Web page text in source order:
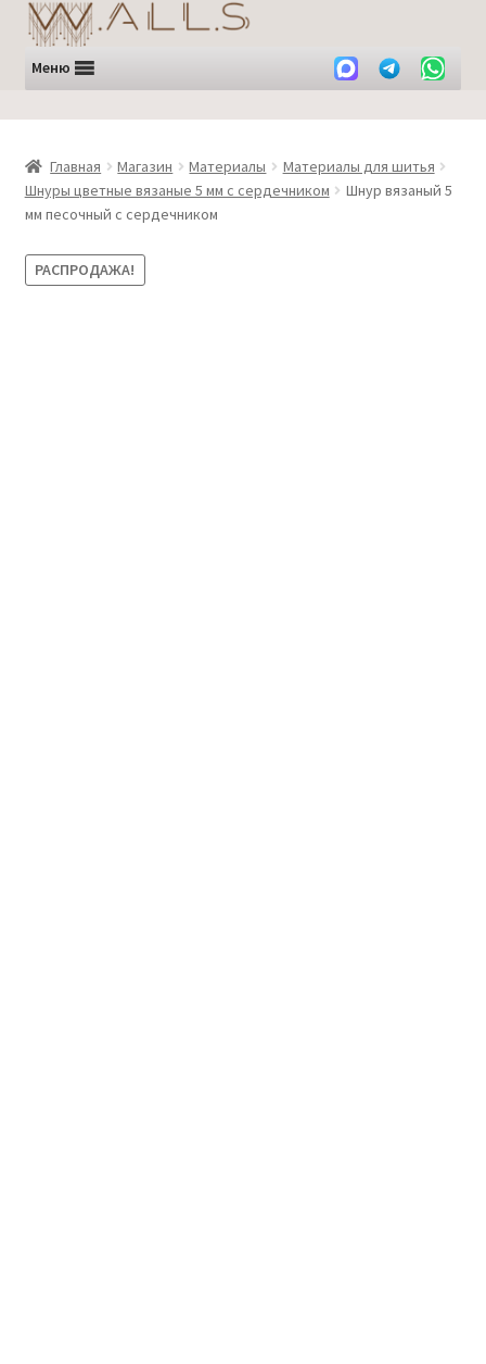
Перейти
к
навигации
Перейти
к
содержимому
Меню
Главная Магазин Материалы
Материалы для шитья
Шнуры цветные вязаные 5 мм с сердечником
Шнур вязаный 5
мм песочный с сердечником
РАСПРОДАЖА!